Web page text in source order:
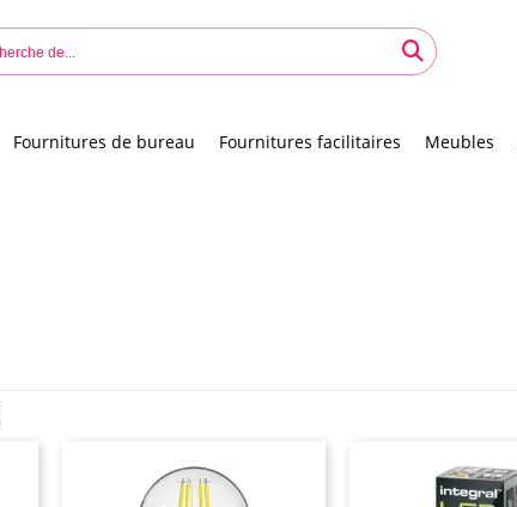
Fournitures de bureau Fournitures facilitaires Meubles